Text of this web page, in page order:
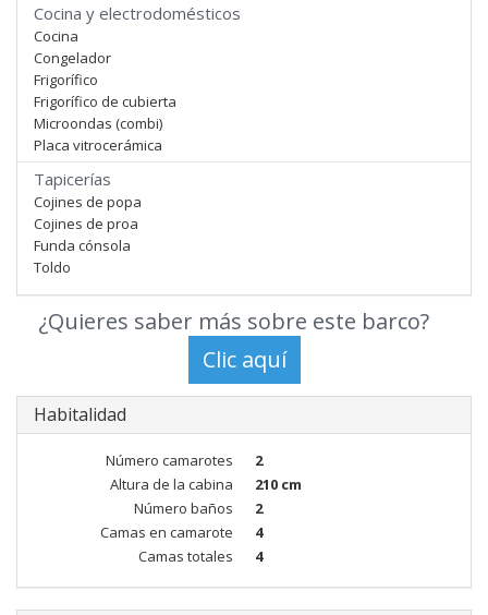
Cocina y electrodomésticos
Cocina
Congelador
Frigorífico
Frigorífico de cubierta
Microondas (combi)
Placa vitrocerámica
Tapicerías
Cojines de popa
Cojines de proa
Funda cónsola
Toldo
¿Quieres saber más sobre este barco?
Habitalidad
Número camarotes
2
Altura de la cabina
210 cm
Número baños
2
Camas en camarote
4
Camas totales
4